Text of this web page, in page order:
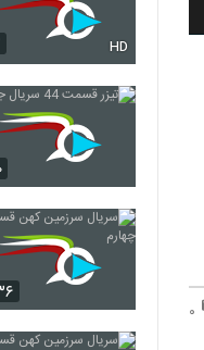
۰
HD